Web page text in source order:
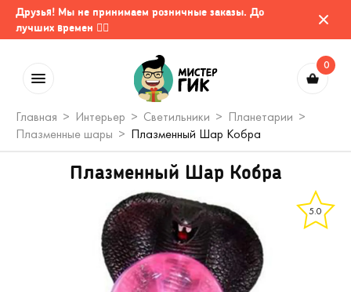
Друзья! Мы не принимаем розничные заказы. До
лучших времен 🤷‍♂️
0
Главная Интерьер Светильники
Планетарии
Плазменные шары
Плазменный Шар Кобра
Плазменный Шар Кобра
5.0